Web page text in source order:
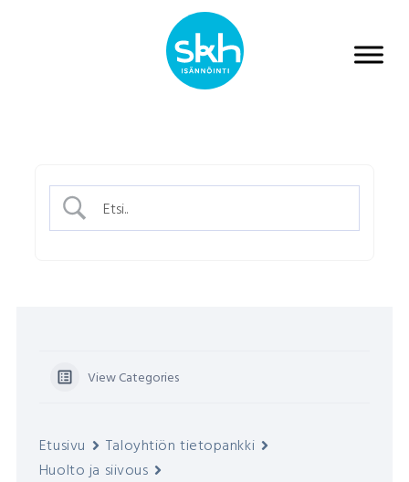
View Categories
Etusivu
Taloyhtiön tietopankki
Huolto ja siivous